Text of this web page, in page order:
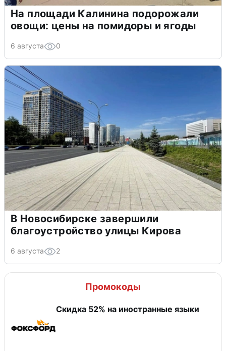
На площади Калинина подорожали
овощи: цены на помидоры и ягоды
6 августа 0
В Новосибирске завершили
благоустройство улицы Кирова
6 августа 2
Промокоды
Скидка 52% на иностранные языки